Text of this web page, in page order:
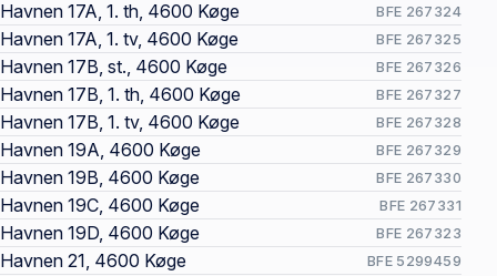
Havnen 17A, 1. th, 4600 Køge BFE 267324
Havnen 17A, 1. tv, 4600 Køge BFE 267325
Havnen 17B, st., 4600 Køge BFE 267326
Havnen 17B, 1. th, 4600 Køge BFE 267327
Havnen 17B, 1. tv, 4600 Køge BFE 267328
Havnen 19A, 4600 Køge BFE 267329
Havnen 19B, 4600 Køge BFE 267330
Havnen 19C, 4600 Køge BFE 267331
Havnen 19D, 4600 Køge BFE 267323
Havnen 21, 4600 Køge BFE 5299459